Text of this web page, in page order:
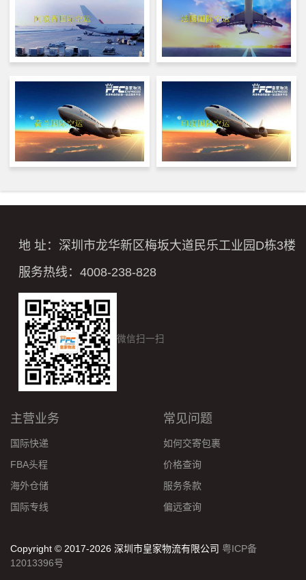
地 址：深圳市龙华新区梅坂大道民乐工业园D栋3楼
服务热线：4008-238-828
微信扫一扫
主营业务
国际快递
FBA头程
海外仓储
国际专线
常见问题
如何交寄包裹
价格查询
服务条款
偏远查询
Copyright © 2017-2026 深圳市皇家物流有限公司 粤ICP备
12013396号